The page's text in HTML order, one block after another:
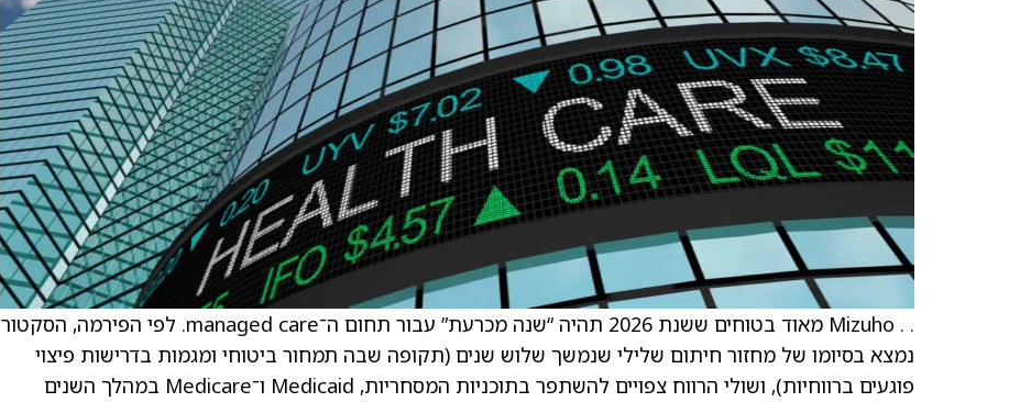
. . Mizuho מאוד בטוחים ששנת 2026 תהיה “שנה מכרעת” עבור תחום ה־managed care. לפי הפירמה, הסקטור
נמצא בסיומו של מחזור חיתום שלילי שנמשך שלוש שנים (תקופה שבה תמחור ביטוחי ומגמות בדרישות פיצוי
פוגעים ברווחיות), ושולי הרווח צפויים להשתפר בתוכניות המסחריות, Medicaid ו־Medicare במהלך השנים